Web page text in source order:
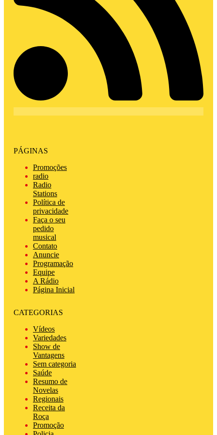
PÁGINAS
Promoções
radio
Radio
Stations
Política de
privacidade
Faça o seu
pedido
musical
Contato
Anuncie
Programação
Equipe
A Rádio
Página Inicial
CATEGORIAS
Vídeos
Variedades
Show de
Vantagens
Sem categoria
Saúde
Resumo de
Novelas
Regionais
Receita da
Roça
Promoção